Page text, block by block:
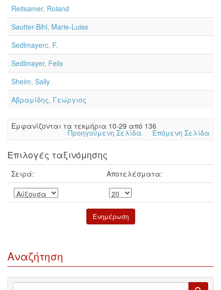
Reitsamer, Roland
Sautter-Bihl, Marie-Luise
Sedlmayerc, F.
Sedlmayer, Felix
Sheim, Sally
Αβραμίδης, Γεώργιος
Eμφανίζονται τα τεκμήρια 10-29 από 136
Προηγούμενη Σελίδα Επόμενη Σελίδα
Επιλογές ταξινόμησης
Σειρά: Αποτελέσματα:
Αναζήτηση